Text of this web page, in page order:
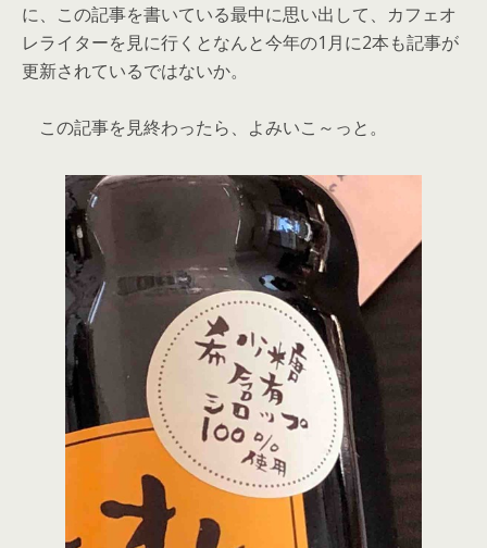
に、この記事を書いている最中に思い出して、カフェオ
レライターを見に行くとなんと今年の1月に2本も記事が
更新されているではないか。
この記事を見終わったら、よみいこ～っと。